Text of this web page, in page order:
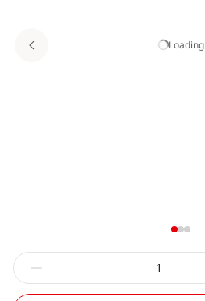
Loading